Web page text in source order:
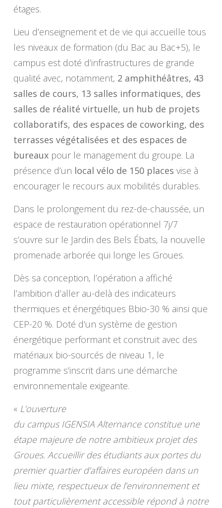
étages.
Lieu d’enseignement et de vie qui accueille tous
les niveaux de formation (du Bac au Bac+5), le
campus est doté d’infrastructures de grande
qualité avec, notamment, 2 amphithéâtres, 43
salles de cours, 13 salles informatiques, des
salles de réalité virtuelle, un hub de projets
collaboratifs, des espaces de coworking, des
terrasses végétalisées et des espaces de
bureauxpour le management du groupe. La
présence d’un local vélo de 150 places vise à
encourager le recours aux mobilités durables.
Dans le prolongement du rez-de-chaussée, un
espace de restauration opérationnel 7j/7
s’ouvre sur le Jardin des Bels Ébats, la nouvelle
promenade arborée qui longe les Groues.
Dès sa conception, l’opération a affiché
l’ambition d’aller au-delà des indicateurs
thermiques et énergétiques Bbio-30 % ainsi que
CEP-20 %. Doté d’un système de gestion
énergétique performant et construit avec des
matériaux bio-sourcés de niveau 1, le
programme s’inscrit dans une démarche
environnementale exigeante.
« L’ouverture
du campus IGENSIA Alternance constitue une
étape majeure de notre ambitieux projet des
Groues. Accueillir des étudiants aux portes du
premier quartier d’affaires européen dans un
lieu mixte, respectueux de l’environnement et
tout particulièrement accessible répond à notre